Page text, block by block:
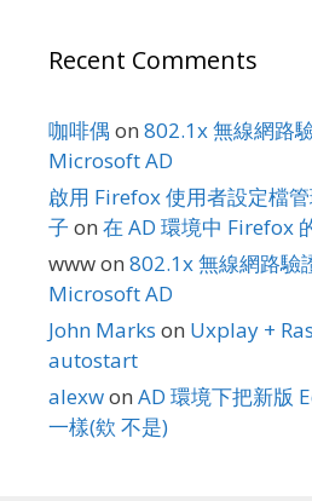
Recent Comments
咖啡偶 on 802.1x 無線網路
Microsoft AD
啟用 Firefox 使用者設定檔
子 on 在 AD 環境中 Firefox
wwwon 802.1x 無線網路驗
Microsoft AD
John Marks on Uxplay +
autostart
alexwon AD 環境下把新版
一樣(欸 不是)